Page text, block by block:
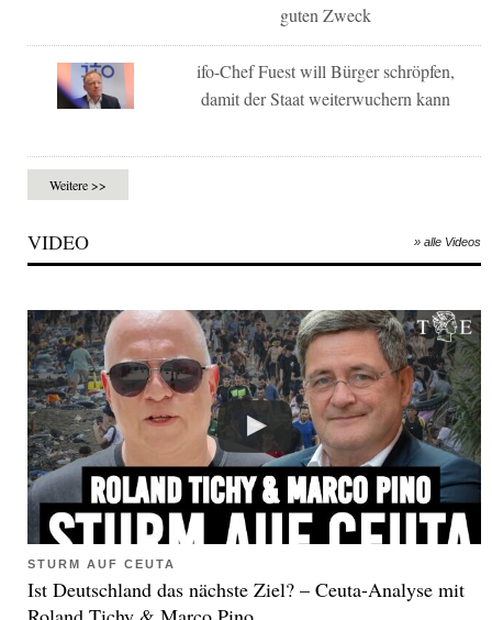
guten Zweck
ifo-Chef Fuest will Bürger schröpfen,
damit der Staat weiterwuchern kann
Weitere >>
VIDEO » alle Videos
STURM AUF CEUTA
Ist Deutschland das nächste Ziel? – Ceuta-Analyse mit